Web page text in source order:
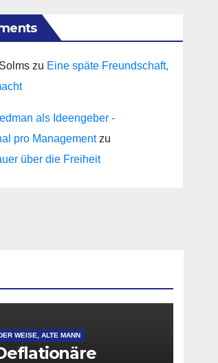
zu Eine späte Freundschaft,
als Ideengeber -
pro Managementzu
über die Freiheit
WEISE, ALTE MANN